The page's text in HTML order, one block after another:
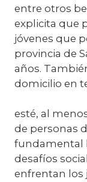
entre otros
explicita que
jóvenes que
provincia de
años.
domicilio en
esté, al
de personas
fundamental
desafíos
enfrentan los